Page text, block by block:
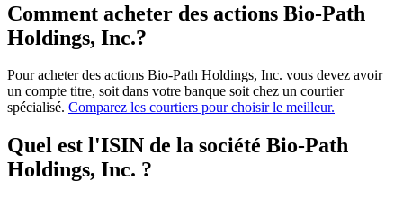
Comment acheter des actions Bio-Path
Holdings, Inc.?
Pour acheter des actions Bio-Path Holdings, Inc. vous devez avoir
un compte titre, soit dans votre banque soit chez un courtier
spécialisé. Comparez les courtiers pour choisir le meilleur.
Quel est l'ISIN de la société Bio-Path
Holdings, Inc. ?